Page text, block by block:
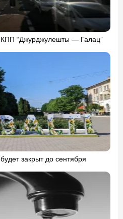
“Джурджулешты — Галац”
закрыт до сентября